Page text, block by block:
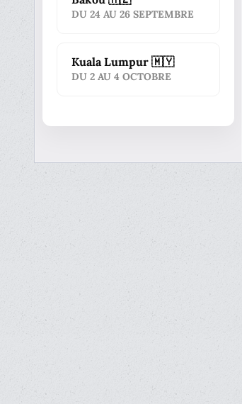
DU 24 AU 26 SEPTEMBRE
Kuala Lumpur 🇲🇾
DU 2 AU 4 OCTOBRE